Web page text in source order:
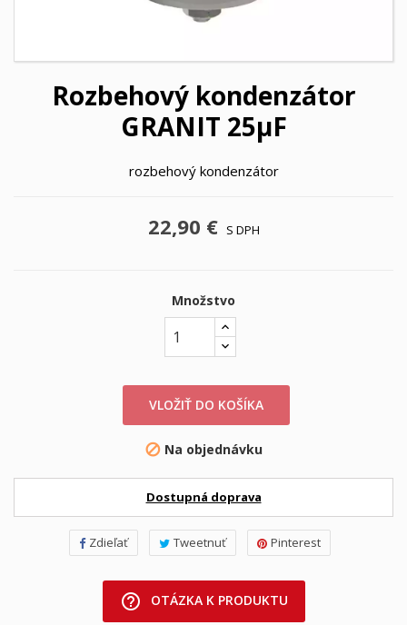
Rozbehový kondenzátor
GRANIT 25µF
rozbehový kondenzátor
22,90 € S DPH
Množstvo
VLOŽIŤ DO KOŠÍKA
 Na objednávku
Dostupná doprava
Zdieľať Tweetnuť Pinterest
help_outline OTÁZKA K PRODUKTU